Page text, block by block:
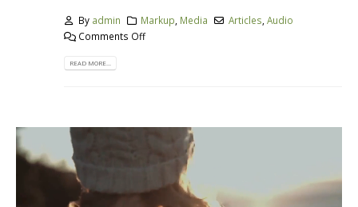
By admin Markup, Media Articles,Audio
Comments Off
READ MORE...